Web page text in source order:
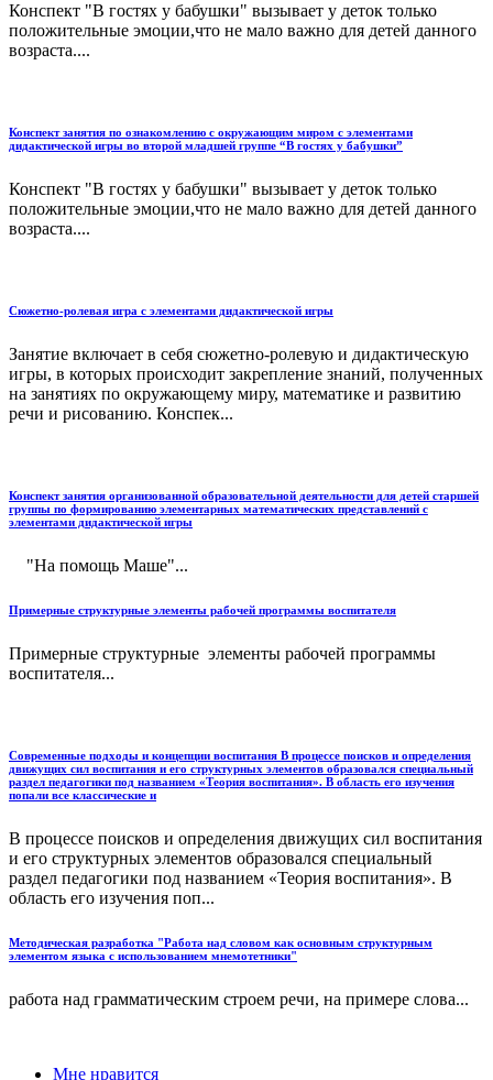
Конспект "В гостях у бабушки" вызывает у деток только
положительные эмоции,что не мало важно для детей данного
возраста....
Конспект занятия по ознакомлению с окружающим миром с элементами
дидактической игры во второй младшей группе “В гостях у бабушки”
Конспект "В гостях у бабушки" вызывает у деток только
положительные эмоции,что не мало важно для детей данного
возраста....
Сюжетно-ролевая игра с элементами дидактической игры
Занятие включает в себя сюжетно-ролевую и дидактическую
игры, в которых происходит закрепление знаний, полученных
на занятиях по окружающему миру, математике и развитию
речи и рисованию. Конспек...
Конспект занятия организованной образовательной деятельности для детей старшей
группы по формированию элементарных математических представлений с
элементами дидактической игры
"На помощь Маше"...
Примерные структурные элементы рабочей программы воспитателя
Примерные структурные элементы рабочей программы
воспитателя...
Современные подходы и концепции воспитания В процессе поисков и определения
движущих сил воспитания и его структурных элементов образовался специальный
раздел педагогики под названием «Теория воспитания». В область его изучения
попали все классические и
В процессе поисков и определения движущих сил воспитания
и его структурных элементов образовался специальный
раздел педагогики под названием «Теория воспитания». В
область его изучения поп...
Методическая разработка "Работа над словом как основным структурным
элементом языка с использованием мнемотетники"
работа над грамматическим строем речи, на примере слова...
Мне нравится